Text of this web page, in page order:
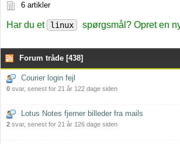
6 artikler
Har du et linux spørgsmål? Opret en
Forum tråde [438]
Courier login fejl
0 svar, senest for 21 år 122 dage siden
Lotus Notes fjerner billeder fra mails
2 svar, senest for 21 år 126 dage siden